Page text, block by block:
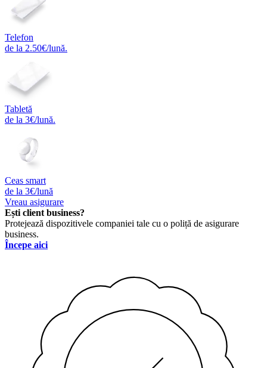
Telefon
de la 2.50€/lună.
Tabletă
de la 3€/lună.
Ceas smart
de la 3€/lună
Vreau asigurare
Ești client business?
Protejează dispozitivele companiei tale cu o poliță de asigurare
business.
Începe aici